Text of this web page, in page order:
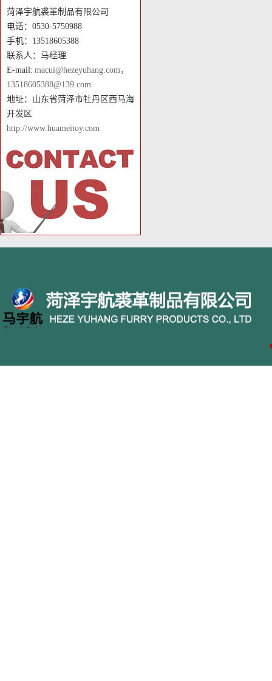
菏泽宇航裘革制品有限公司
电话：0530-5750988
手机：13518605388
联系人：马经理
E-mail: macui@hezeyuhang.com，
13518605388@139.com
地址：山东省菏泽市牡丹区西马海
开发区
http://www.huameitoy.com